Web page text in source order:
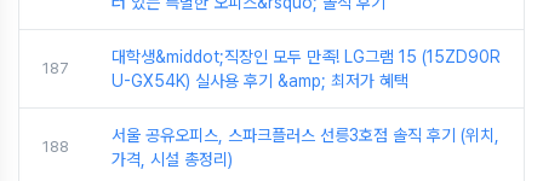
187
대학생&middot;직장인 모두 만족! LG그램 15 (15ZD90R
U-GX54K) 실사용 후기 &amp; 최저가 혜택
188
서울 공유오피스, 스파크플러스 선릉3호점 솔직 후기 (위치,
가격, 시설 총정리)